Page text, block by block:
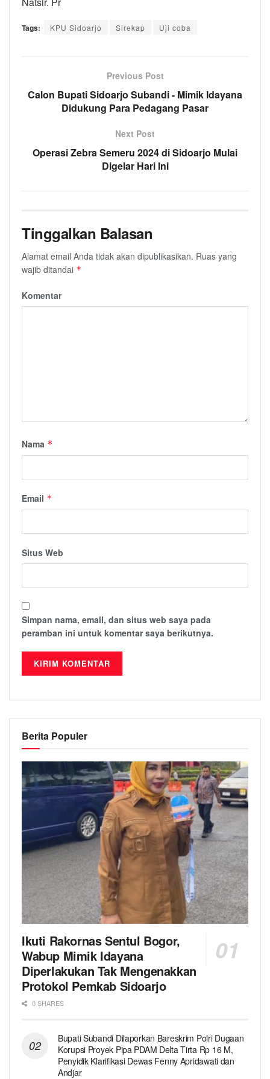
Tags: KPU Sidoarjo Sirekap Uji coba
Previous Post
Calon Bupati Sidoarjo Subandi - Mimik Idayana
Didukung Para Pedagang Pasar
Next Post
Operasi Zebra Semeru 2024 di Sidoarjo Mulai
Digelar Hari Ini
Tinggalkan Balasan
Alamat email Anda tidak akan dipublikasikan. Ruas yang
wajib ditandai *
Komentar
Nama *
Email *
Situs Web
Simpan nama, email, dan situs web saya pada
peramban ini untuk komentar saya berikutnya.
Berita Populer
Ikuti Rakornas Sentul Bogor,
Wabup Mimik Idayana
Diperlakukan Tak Mengenakkan
Protokol Pemkab Sidoarjo
0 SHARES
Bupati Subandi Dilaporkan Bareskrim Polri Dugaan
Korupsi Proyek Pipa PDAM Delta Tirta Rp 16 M,
Penyidik Klarifikasi Dewas Fenny Apridawati dan
Andjar